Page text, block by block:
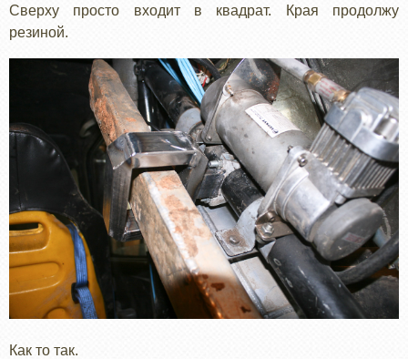
Сверху просто входит в квадрат. Края продолжу
резиной.
Как то так.